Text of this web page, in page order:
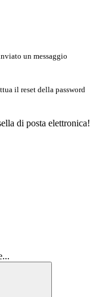
un messaggio
il reset della password
di posta elettronica!